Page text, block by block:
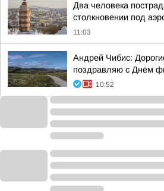
Два человека
столкновении под
11:03
Андрей Чибис:
поздравляю с Днём
10:52